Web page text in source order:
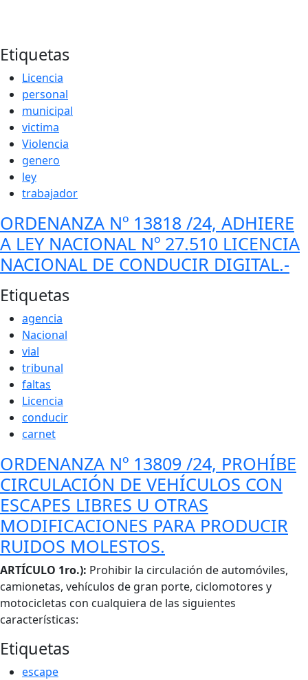
Etiquetas
Licencia
personal
municipal
victima
Violencia
genero
ley
trabajador
ORDENANZA Nº 13818 /24, ADHIERE
A LEY NACIONAL Nº 27.510 LICENCIA
NACIONAL DE CONDUCIR DIGITAL.-
Cuerpo
Etiquetas
agencia
Nacional
vial
tribunal
faltas
Licencia
conducir
carnet
ORDENANZA Nº 13809 /24, PROHÍBE
CIRCULACIÓN DE VEHÍCULOS CON
ESCAPES LIBRES U OTRAS
MODIFICACIONES PARA PRODUCIR
RUIDOS MOLESTOS.
Cuerpo
ARTÍCULO 1ro.): Prohibir la circulación de automóviles,
camionetas, vehículos de gran porte, ciclomotores y
motocicletas con cualquiera de las siguientes
características:
Etiquetas
escape